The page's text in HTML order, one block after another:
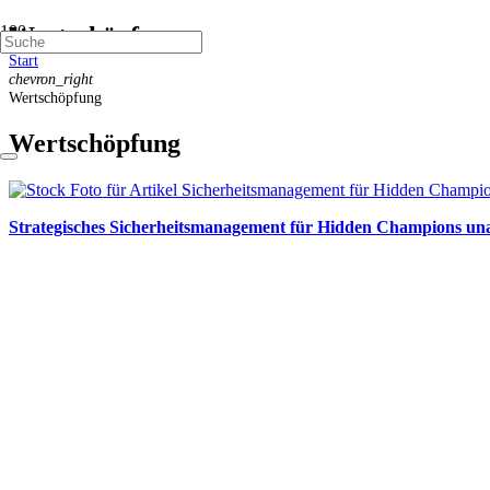
Wertschöpfung
Start
chevron_right
Wertschöpfung
Wertschöpfung
Strategisches Sicherheitsmanagement für Hidden Champions